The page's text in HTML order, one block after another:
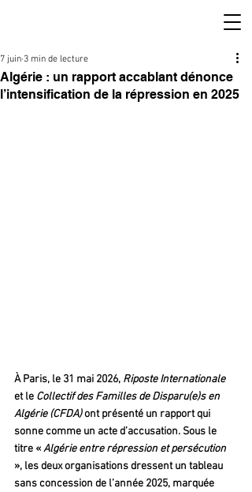
Algérie : un rapport accablant dénonce
l’intensification de la répression en 2025
7 juin 3 min de lecture
À Paris, le 31 mai 2026, Riposte Internationale
et le Collectif des Familles de Disparu(e)s en
Algérie (CFDA) ont présenté un rapport qui
sonne comme un acte d’accusation. Sous le
titre « Algérie entre répression et persécution
», les deux organisations dressent un tableau
sans concession de l’année 2025, marquée